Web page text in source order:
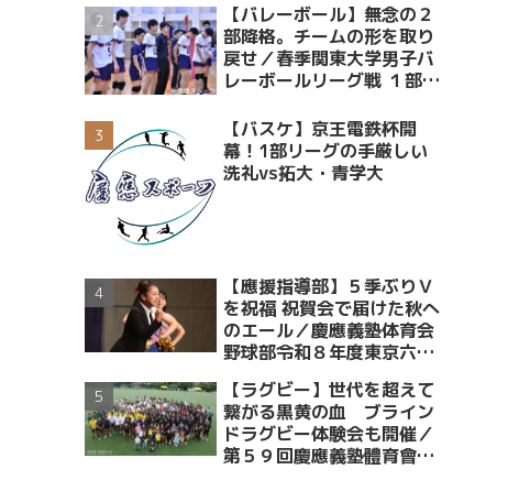
【バレーボール】無念の２
部降格。チームの形を取り
戻せ／春季関東大学男子バ
レーボールリーグ戦 １部・
【バスケ】京王電鉄杯開
幕！1部リーグの手厳しい
洗礼vs拓大・青学大
【應援指導部】５季ぶりＶ
を祝福 祝賀会で届けた秋へ
のエール／慶應義塾体育会
野球部令和８年度東京六大
賀会～後編～
【ラグビー】世代を超えて
繋がる黒黄の血 ブライン
ドラグビー体験会も開催／
第５９回慶應義塾體育會蹴